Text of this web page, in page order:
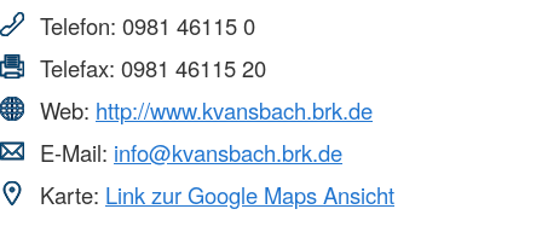
Telefon: 0981 46115 0
Telefax: 0981 46115 20
Web: http://www.kvansbach.brk.de
E-Mail: info@kvansbach.brk.de
Karte: Link zur Google Maps Ansicht